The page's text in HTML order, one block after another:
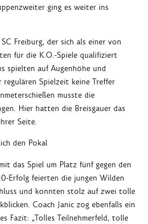
ging es weiter ins
Freiburg, der sich als einer von
für die K.O.-Spiele qualifiziert
spielten auf Augenhöhe und
Spielzeit keine Treffer
musste die
Hier hatten die Breisgauer das
Seite.
den Pokal
das Spiel um Platz fünf gegen den
Erfolg feierten die jungen Wilden
und konnten stolz auf zwei tolle
Coach Janic zog ebenfalls ein
Fazit: „Tolles Teilnehmerfeld, tolle